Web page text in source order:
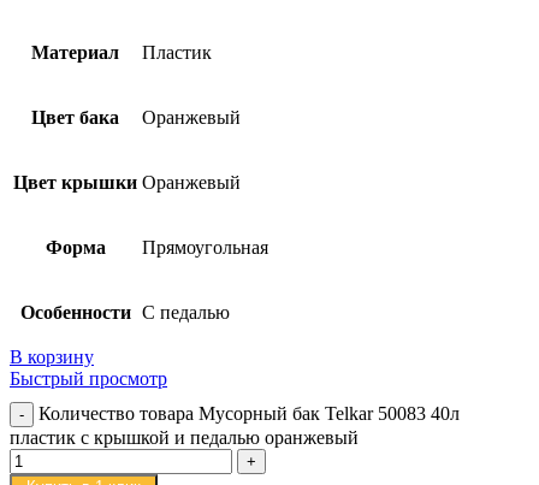
Материал Пластик
Цвет бака Оранжевый
Цвет крышки Оранжевый
Форма Прямоугольная
Особенности С педалью
В корзину
Быстрый просмотр
Количество товара Мусорный бак Telkar 50083 40л
пластик с крышкой и педалью оранжевый